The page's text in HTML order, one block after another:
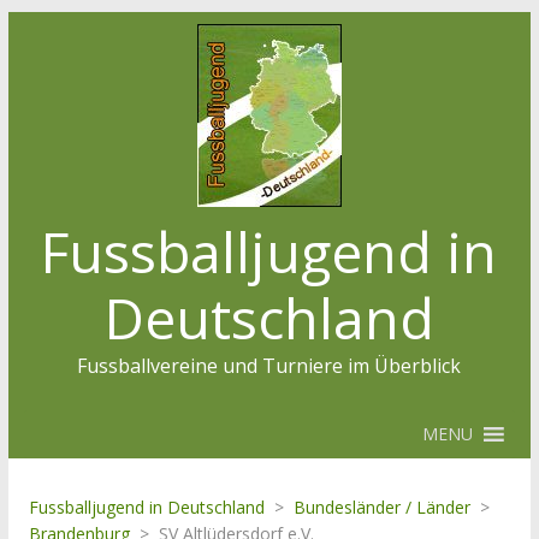
Fussballjugend in
Deutschland
Fussballvereine und Turniere im Überblick
MENU
Fussballjugend in Deutschland > Bundesländer / Länder >
Brandenburg > SV Altlüdersdorf e.V.